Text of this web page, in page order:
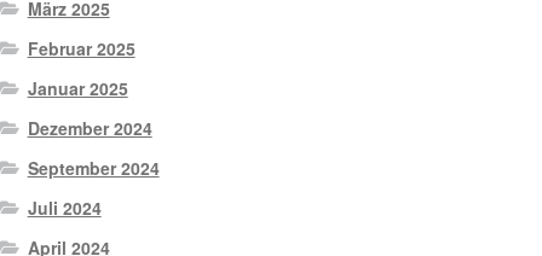
März 2025
Februar 2025
Januar 2025
Dezember 2024
September 2024
Juli 2024
April 2024